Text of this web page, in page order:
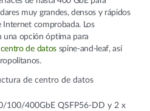
muy grandes, densos y rápidos
Internet comprobada. Los
una opción óptima para
de datosspine-and-leaf, así
de centro de datos
100/400GbE QSFP56-DD y 2 x